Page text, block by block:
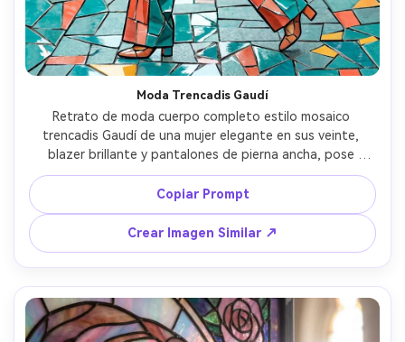
Moda Trencadis Gaudí
Retrato de moda cuerpo completo estilo mosaico
trencadis Gaudí de una mujer elegante en sus veinte,
blazer brillante y pantalones de pierna ancha, pose
caminando dinámica, fragmentos de cerámica rota con
brillos, tonos saturados de teal, coral y amarillo, fondo de
calle de Barcelona simplificada en formas de mosaico,
bordes audaces, composición enérgica, bordes de
fragmentos altamente detallados, vibra de póster de arte
moderno, lente de 85mm, profundidad de campo
reducida --ar 4:5
Copiar Prompt
Crear Imagen Similar ↗